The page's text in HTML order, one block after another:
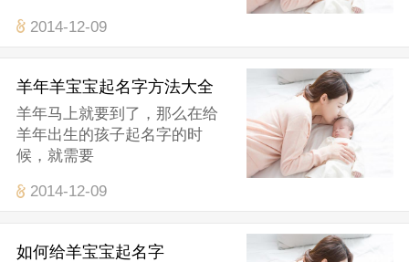
2014-12-09
羊年羊宝宝起名字方法大全
羊年马上就要到了，那么在给
羊年出生的孩子起名字的时
候，就需要
2014-12-09
如何给羊宝宝起名字